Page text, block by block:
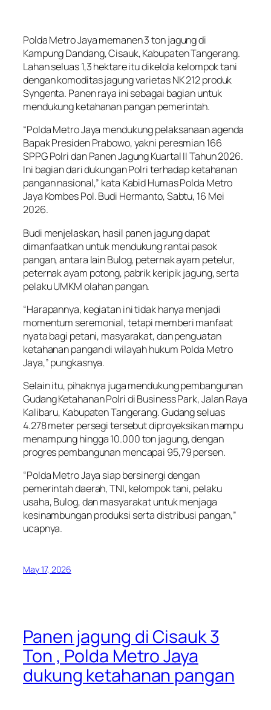
Polda Metro Jaya memanen 3 ton jagung di
Kampung Dandang, Cisauk, Kabupaten Tangerang.
Lahan seluas 1,3 hektare itu dikelola kelompok tani
dengan komoditas jagung varietas NK 212 produk
Syngenta. Panen raya ini sebagai bagian untuk
mendukung ketahanan pangan pemerintah.
“Polda Metro Jaya mendukung pelaksanaan agenda
Bapak Presiden Prabowo, yakni peresmian 166
SPPG Polri dan Panen Jagung Kuartal II Tahun 2026.
Ini bagian dari dukungan Polri terhadap ketahanan
pangan nasional,” kata Kabid Humas Polda Metro
Jaya Kombes Pol. Budi Hermanto, Sabtu, 16 Mei
2026.
Budi menjelaskan, hasil panen jagung dapat
dimanfaatkan untuk mendukung rantai pasok
pangan, antara lain Bulog, peternak ayam petelur,
peternak ayam potong, pabrik keripik jagung, serta
pelaku UMKM olahan pangan.
“Harapannya, kegiatan ini tidak hanya menjadi
momentum seremonial, tetapi memberi manfaat
nyata bagi petani, masyarakat, dan penguatan
ketahanan pangan di wilayah hukum Polda Metro
Jaya,” pungkasnya.
Selain itu, pihaknya juga mendukung pembangunan
Gudang Ketahanan Polri di Business Park, Jalan Raya
Kalibaru, Kabupaten Tangerang. Gudang seluas
4.278 meter persegi tersebut diproyeksikan mampu
menampung hingga 10.000 ton jagung, dengan
progres pembangunan mencapai 95,79 persen.
“Polda Metro Jaya siap bersinergi dengan
pemerintah daerah, TNI, kelompok tani, pelaku
usaha, Bulog, dan masyarakat untuk menjaga
kesinambungan produksi serta distribusi pangan,”
ucapnya.
May 17, 2026
Panen jagung di Cisauk 3
Ton , Polda Metro Jaya
dukung ketahanan pangan